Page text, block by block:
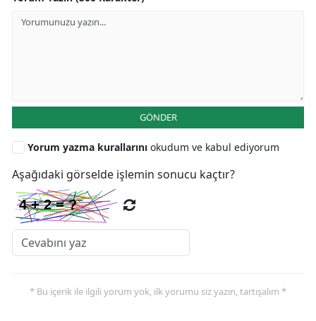
GÖNDER
Yorum yazma kurallarını okudum ve kabul ediyorum
Aşağıdaki görselde işlemin sonucu kaçtır?
* Bu içerik ile ilgili yorum yok, ilk yorumu siz yazın, tartışalım *